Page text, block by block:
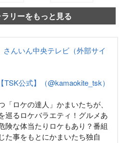
リーをもっと見る
さんいん中央テレビ（外部サイ
公式】（@kamaokite_tsk）
ロケの達人」かまいたちが、
巡るロケバラエティ！グルメあ
険な体当たりロケもあり？番組
た事をもとにかまいたち独自